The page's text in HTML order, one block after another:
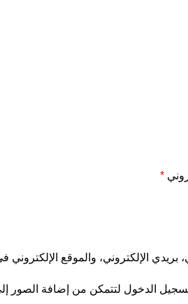
*
الإلكتروني، والموقع الإلكتروني
الدخول لتتمكن من إضافة الصور